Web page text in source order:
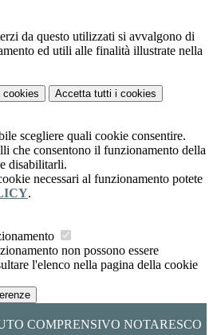
da questo utilizzati si avvalgono di
ed utili alle finalità illustrate nella
cookies Accetta tutti i cookies
scegliere quali cookie consentire.
che consentono il funzionamento della
disabilitarli.
necessari al funzionamento potete
.
non possono essere
l'elenco nella pagina della cookie
COMPRENSIVO NOTARESCO